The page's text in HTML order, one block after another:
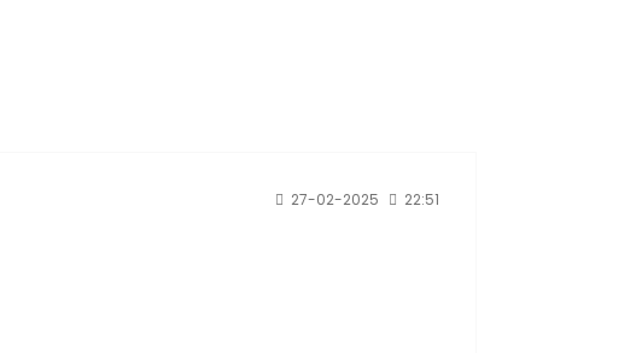
27-02-2025 22:51